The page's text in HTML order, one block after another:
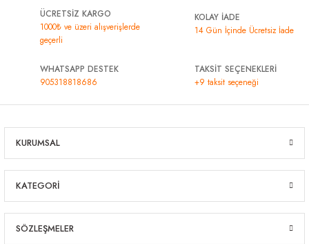
ÜCRETSİZ KARGO
1000₺ ve üzeri alışverişlerde
geçerli
KOLAY İADE
14 Gün İçinde Ücretsiz İade
WHATSAPP DESTEK
905318818686
TAKSİT SEÇENEKLERİ
+9 taksit seçeneği
KURUMSAL
KATEGORİ
SÖZLEŞMELER